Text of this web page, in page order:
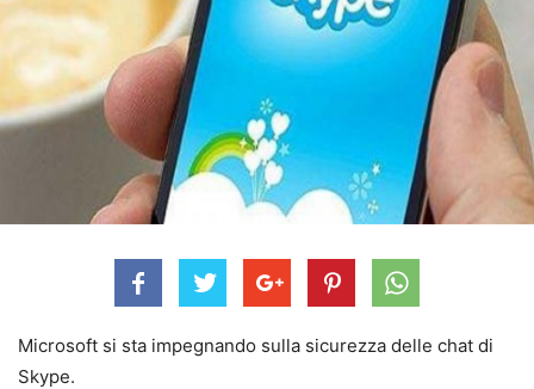
Microsoft si sta impegnando sulla sicurezza delle chat di
Skype.